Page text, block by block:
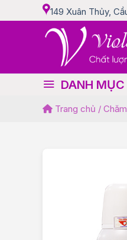
to
149 Xuân Thủy,
DANH MỤC
Trang chủ /